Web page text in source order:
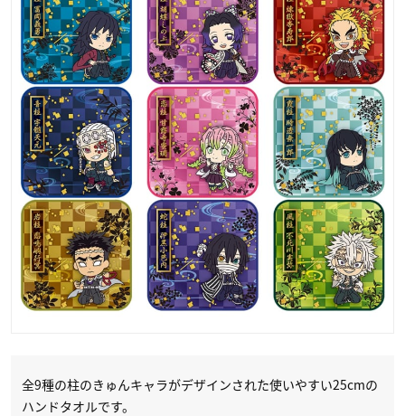
全9種の柱のきゅんキャラがデザインされた使いやすい25cmの
ハンドタオルです。